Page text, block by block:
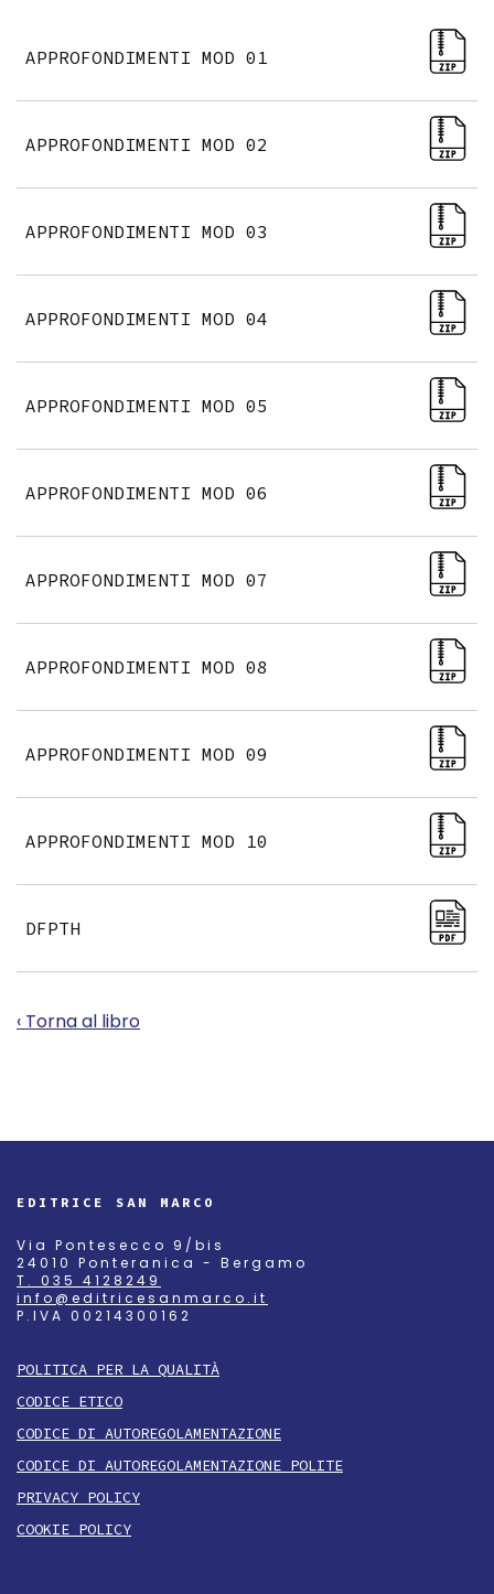
APPROFONDIMENTI MOD 01
APPROFONDIMENTI MOD 02
APPROFONDIMENTI MOD 03
APPROFONDIMENTI MOD 04
APPROFONDIMENTI MOD 05
APPROFONDIMENTI MOD 06
APPROFONDIMENTI MOD 07
APPROFONDIMENTI MOD 08
APPROFONDIMENTI MOD 09
APPROFONDIMENTI MOD 10
DFPTH
‹ Torna al libro
EDITRICE SAN MARCO
Via Pontesecco 9/bis
24010 Ponteranica - Bergamo
T. 035 4128249
info@editricesanmarco.it
P.IVA 00214300162
POLITICA PER LA QUALITÀ
CODICE ETICO
CODICE DI AUTOREGOLAMENTAZIONE
CODICE DI AUTOREGOLAMENTAZIONE POLITE
PRIVACY POLICY
COOKIE POLICY